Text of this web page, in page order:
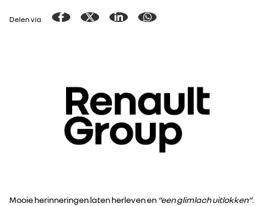
Delen via
Mooie herinneringen laten herleven en “een glimlach uitlokken”.